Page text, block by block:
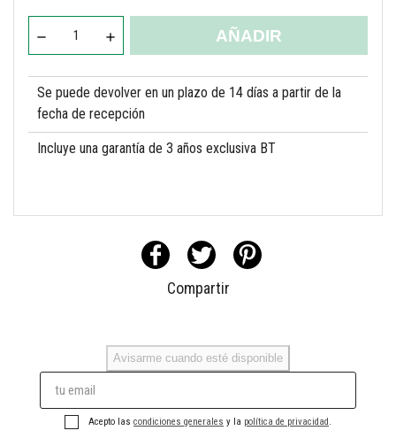
AÑADIR
Se puede devolver en un plazo de 14 días a partir de la
fecha de recepción
Incluye una garantía de 3 años exclusiva BT
Compartir
Avisarme cuando esté disponible
Acepto las condiciones generales y la política de privacidad .